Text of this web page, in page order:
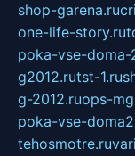
shop-garena.ru
one-life-story.ru
poka-vse-doma-
g2012.rutst-1.ru
g-2012.ruops-
poka-vse-
tehosmotre.ru